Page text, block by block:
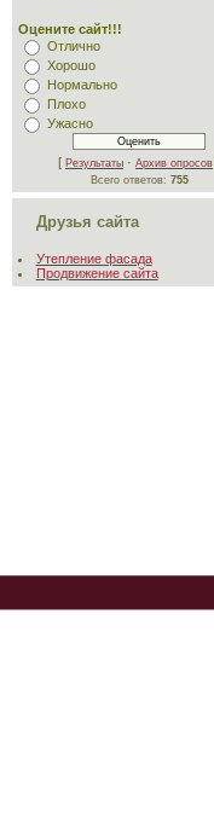
Оцените сайт!!!
Отлично
Хорошо
Нормально
Плохо
Ужасно
[ Результаты · Архив опросов
Всего ответов: 755
Друзья сайта
Утепление фасада
Продвижение сайта